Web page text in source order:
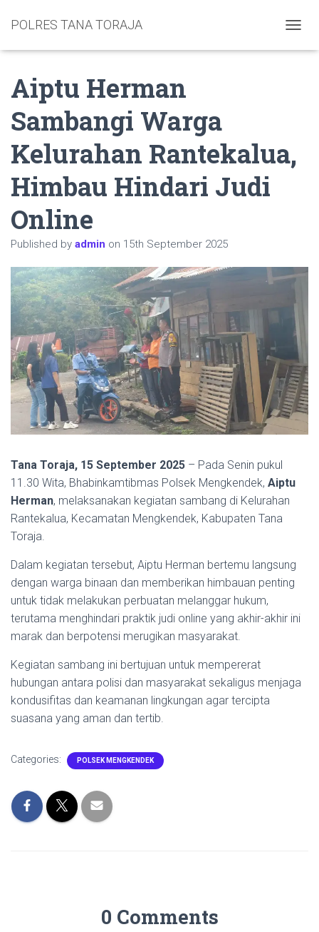
POLRES TANA TORAJA
Aiptu Herman
Sambangi Warga
Kelurahan Rantekalua,
Himbau Hindari Judi
Online
Published by admin on 15th September 2025
Tana Toraja, 15 September 2025 – Pada Senin pukul
11.30 Wita, Bhabinkamtibmas Polsek Mengkendek, Aiptu
Herman, melaksanakan kegiatan sambang di Kelurahan
Rantekalua, Kecamatan Mengkendek, Kabupaten Tana
Toraja.
Dalam kegiatan tersebut, Aiptu Herman bertemu langsung
dengan warga binaan dan memberikan himbauan penting
untuk tidak melakukan perbuatan melanggar hukum,
terutama menghindari praktik judi online yang akhir-akhir ini
marak dan berpotensi merugikan masyarakat.
Kegiatan sambang ini bertujuan untuk mempererat
hubungan antara polisi dan masyarakat sekaligus menjaga
kondusifitas dan keamanan lingkungan agar tercipta
suasana yang aman dan tertib.
Categories: POLSEK MENGKENDEK
0 Comments